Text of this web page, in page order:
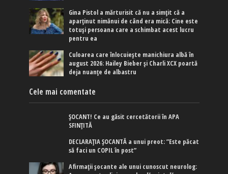
Gina Pistol a mărturisit că nu a simțit că a
aparținut nimănui de când era mică: Cine este
totuși persoana care a schimbat acest lucru
pentru ea
Culoarea care înlocuiește manichiura albă în
august 2026: Hailey Bieber și Charli XCX poartă
deja nuanțe de albastru
Cele mai comentate
ȘOCANT! Ce au găsit cercetătorii în APA
SFINȚITĂ
DECLARAȚIA ȘOCANTĂ a unui preot: ”Este păcat
să faci un COPIL în post”
Afirmaţii şocante ale unui cunoscut neurolog: